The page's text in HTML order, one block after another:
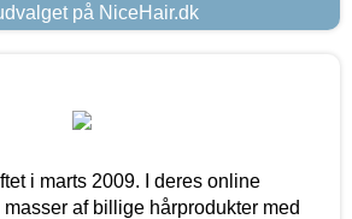
på NiceHair.dk
i marts 2009. I deres online
af billige hårprodukter med